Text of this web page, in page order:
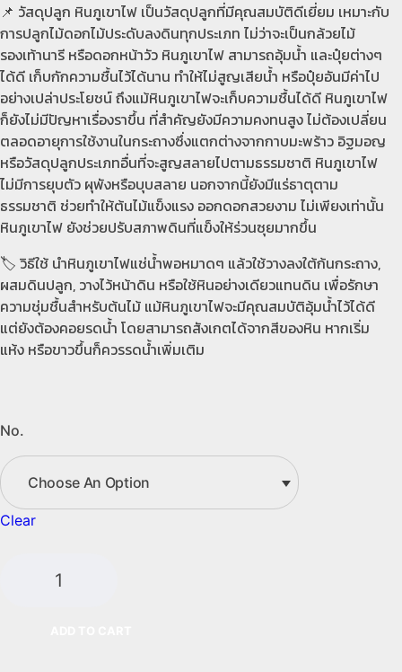
📌 วัสดุปลูก หินภูเขาไฟ เป็นวัสดุปลูกที่มีคุณสมบัติดีเยี่ยม เหมาะกับ
การปลูกไม้ดอกไม้ประดับลงดินทุกประเภท ไม่ว่าจะเป็นกล้วยไม้
รองเท้านารี หรือดอกหน้าวัว หินภูเขาไฟ สามารถอุ้มน้ำ และปุ๋ยต่างๆ
ได้ดี เก็บกักความชื้นไว้ได้นาน ทำให้ไม่สูญเสียน้ำ หรือปุ๋ยอันมีค่าไป
อย่างเปล่าประโยชน์ ถึงแม้หินภูเขาไฟจะเก็บความชื้นได้ดี หินภูเขาไฟ
ก็ยังไม่มีปัญหาเรื่องราขึ้น ที่สำคัญยังมีความคงทนสูง ไม่ต้องเปลี่ยน
ตลอดอายุการใช้งานในกระถางซึ่งแตกต่างจากกาบมะพร้าว อิฐมอญ
หรือวัสดุปลูกประเภทอื่นที่จะสูญสลายไปตามธรรมชาติ หินภูเขาไฟ
ไม่มีการยุบตัว ผุพังหรือบุบสลาย นอกจากนี้ยังมีแร่ธาตุตาม
ธรรมชาติ ช่วยทำให้ต้นไม้แข็งแรง ออกดอกสวยงาม ไม่เพียงเท่านั้น
หินภูเขาไฟ ยังช่วยปรับสภาพดินที่แข็งให้ร่วนซุยมากขึ้น
🏷️ วิธีใช้ นำหินภูเขาไฟแช่น้ำพอหมาดๆ แล้วใช้วางลงใต้ก้นกระถาง,
ผสมดินปลูก, วางไว้หน้าดิน หรือใช้หินอย่างเดียวแทนดิน เพื่อรักษา
ความชุ่มชื้นสำหรับต้นไม้ แม้หินภูเขาไฟจะมีคุณสมบัติอุ้มน้ำไว้ได้ดี
แต่ยังต้องคอยรดน้ำ โดยสามารถสังเกตได้จากสีของหิน หากเริ่ม
แห้ง หรือขาวขึ้นก็ควรรดน้ำเพิ่มเติม
No.
Clear